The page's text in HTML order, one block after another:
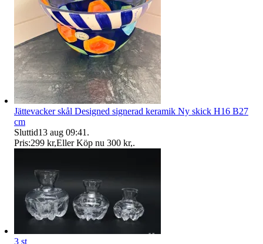
Jättevacker skål Designed signerad keramik Ny skick H16 B27
cm
Sluttid13 aug 09:41 .
Pris:299 kr,Eller Köp nu 300 kr,.
3 st